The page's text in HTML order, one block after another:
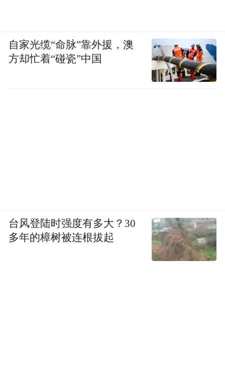
自家光缆“命脉”靠外援，澳
方却忙着“碰瓷”中国
台风登陆时强度有多大？30
多年的樟树被连根拔起